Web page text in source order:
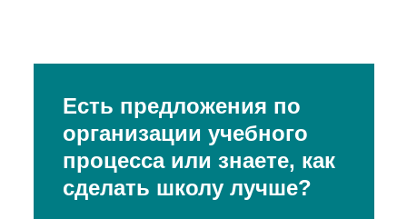
Есть предложения по
организации учебного
процесса или знаете, как
сделать школу лучше?